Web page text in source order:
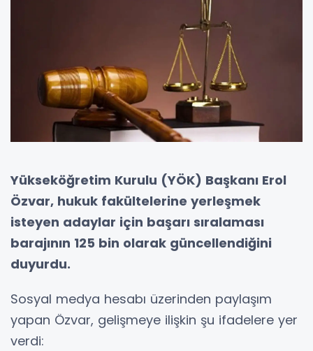
Yükseköğretim Kurulu (YÖK) Başkanı Erol
Özvar, hukuk fakültelerine yerleşmek
isteyen adaylar için başarı sıralaması
barajının 125 bin olarak güncellendiğini
duyurdu.
Sosyal medya hesabı üzerinden paylaşım
yapan Özvar, gelişmeye ilişkin şu ifadelere yer
verdi: